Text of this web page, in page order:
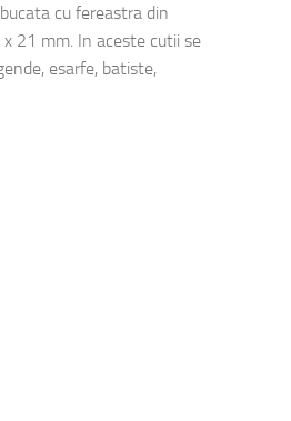
cu fereastra din
21 mm. In aceste cutii se
esarfe, batiste,